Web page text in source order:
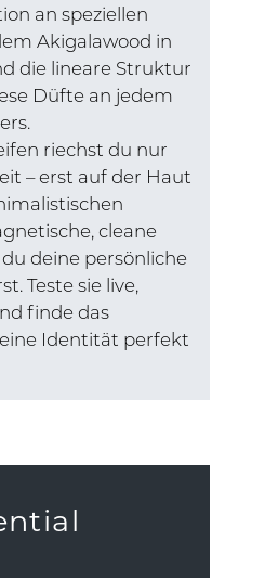
an speziellen
Akigalawood in
die lineare Struktur
Düfte an jedem
riechst du nur
– erst auf der Haut
cleane
deine persönliche
Teste sie live,
finde das
Identität perfekt